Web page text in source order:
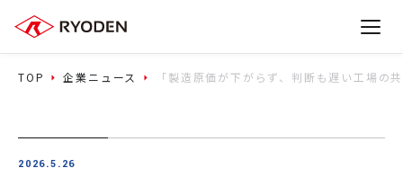
TOP 企業ニュース 「製造原価が下がらず、判断も遅い工場
2026.5.26